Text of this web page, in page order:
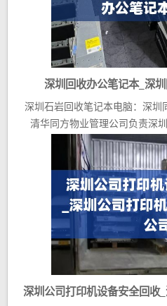
深圳回收办公笔记本_深
深圳石岩回收笔记本电脑：深圳
清华同方物业管理公司负责深
深圳公司打印机设备安全回收